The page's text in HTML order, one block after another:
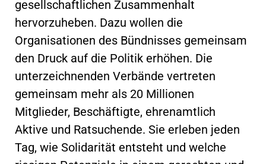
gesellschaftlichen Zusammenhalt
hervorzuheben. Dazu wollen die
Organisationen des Bündnisses gemeinsam
den Druck auf die Politik erhöhen. Die
unterzeichnenden Verbände vertreten
gemeinsam mehr als 20 Millionen
Mitglieder, Beschäftigte, ehrenamtlich
Aktive und Ratsuchende. Sie erleben jeden
Tag, wie Solidarität entsteht und welche